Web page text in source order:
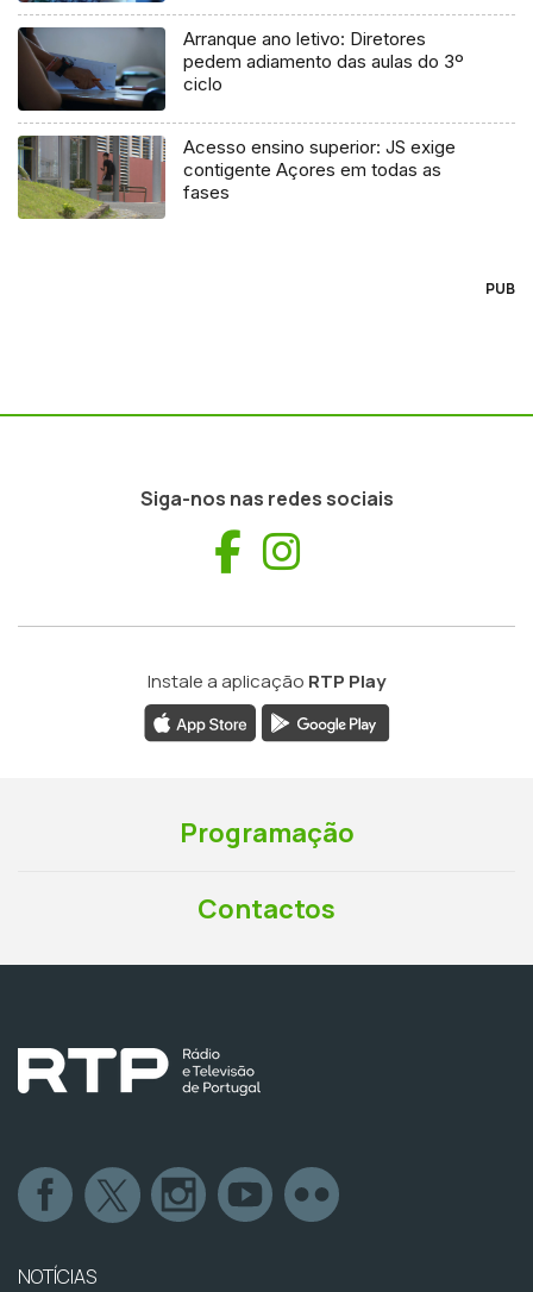
Arranque ano letivo: Diretores
pedem adiamento das aulas do 3º
ciclo
Acesso ensino superior: JS exige
contigente Açores em todas as
fases
PUB
Siga-nos nas redes sociais
Facebook
Instale a aplicação RTP Play
Programação
Contactos
NOTÍCIAS